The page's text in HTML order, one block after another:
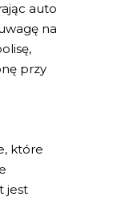
auto
na
przy
które
jest